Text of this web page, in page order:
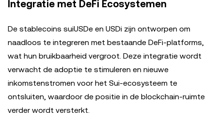
Integratie met DeFi Ecosystemen
De stablecoins suiUSDe en USDi zijn ontworpen om
naadloos te integreren met bestaande DeFi-platforms,
wat hun bruikbaarheid vergroot. Deze integratie wordt
verwacht de adoptie te stimuleren en nieuwe
inkomstenstromen voor het Sui-ecosysteem te
ontsluiten, waardoor de positie in de blockchain-ruimte
verder wordt versterkt.